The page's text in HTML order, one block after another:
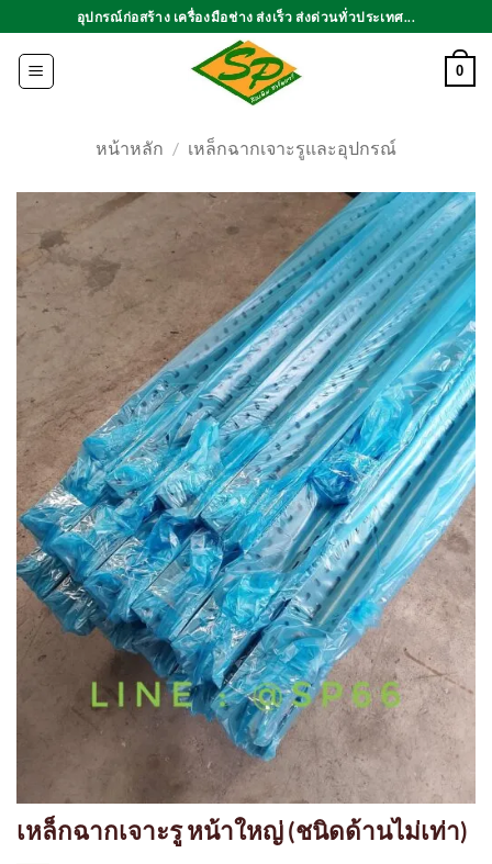
ไป
เนื้อหา
อุปกรณ์ก่อสร้าง เครื่องมือช่าง ส่งเร็ว ส่งด่วนทั่วประเทศ...
0
หน้าหลัก / เหล็กฉากเจาะรูและอุปกรณ์
เหล็กฉากเจาะรู หน้าใหญ่ (ชนิดด้านไม่เท่า)